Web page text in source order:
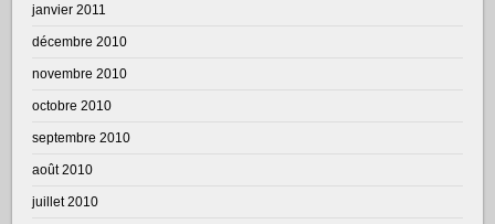
janvier 2011
décembre 2010
novembre 2010
octobre 2010
septembre 2010
août 2010
juillet 2010